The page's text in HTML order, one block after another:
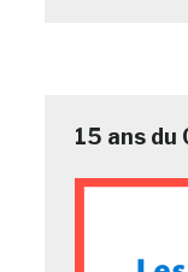
15 ans du